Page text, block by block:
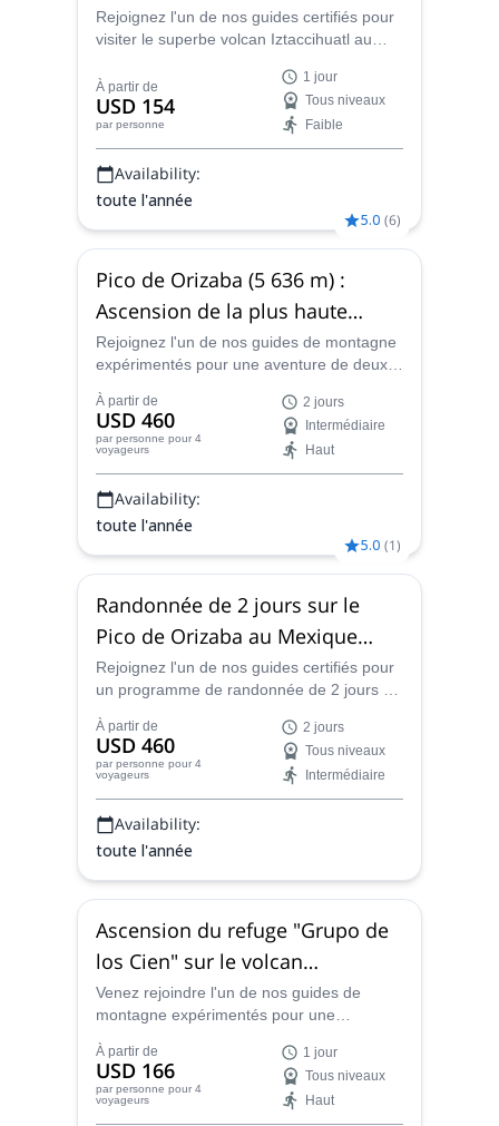
Mexique (Parc national Izta-
Popo Zoquiapan)
Rejoignez l'un de nos guides certifiés pour
visiter le superbe volcan Iztaccihuatl au
souffle et laissez-vous séduire par les vues
époustouflantes !
À partir de
USD 154
par personne
1 jour
Tous niveaux
Faible
Availability:
toute l'année
5.0 (6)
Pico de Orizaba (5 636 m) :
Ascension de la plus haute
montagne du Mexique, 2 jours
avec acclimatation.
Rejoignez l'un de nos guides de montagne
expérimentés pour une aventure de deux
Orizaba, au Mexique, qui comprend un
temps suffisant pour l'acclimatation.
À partir de
USD 460
par personne pour 4
voyageurs
2 jours
Intermédiaire
Haut
Availability:
toute l'année
5.0 (1)
Randonnée de 2 jours sur le
Pico de Orizaba au Mexique
avec nuit dans un refuge de
montagne
Rejoignez l'un de nos guides certifiés pour
un programme de randonnée de 2 jours au
plus étonnants du plus haut volcan du
Mexique !
À partir de
USD 460
par personne pour 4
voyageurs
2 jours
Tous niveaux
Intermédiaire
Availability:
toute l'année
Ascension du refuge "Grupo de
los Cien" sur le volcan
Iztaccihuatl dans le parc
national Izta-Popo Zoquiapan au
Mexique.
Venez rejoindre l'un de nos guides de
montagne expérimentés pour une
Grupo de los Cien sur le magnifique volcan
Iztaccihuatl à Meixco.
À partir de
USD 166
par personne pour 4
voyageurs
1 jour
Tous niveaux
Haut